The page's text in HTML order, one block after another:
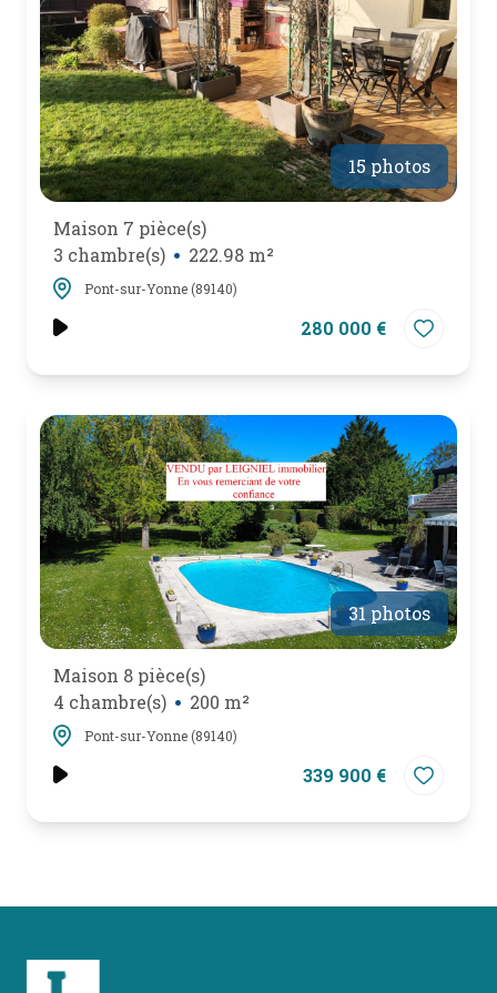
15 photos
Maison 7 pièce(s)
3 chambre(s)
222.98 m²
Pont-sur-Yonne (89140)
280 000 €
31 photos
Maison 8 pièce(s)
4 chambre(s)
200 m²
Pont-sur-Yonne (89140)
339 900 €